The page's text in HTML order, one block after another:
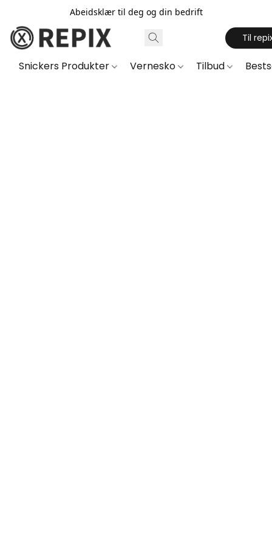
Abeidsklær til deg og din bedrift
Til
Snickers Produkter Vernesko Tilbud